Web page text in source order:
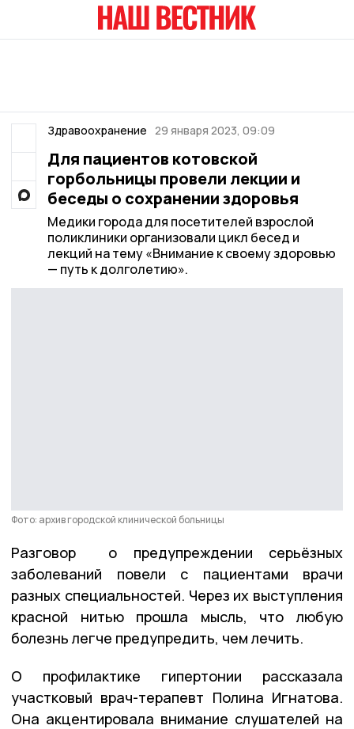
Здравоохранение 29 января 2023, 09:09
Для пациентов котовской
горбольницы провели лекции и
беседы о сохранении здоровья
Медики города для посетителей взрослой
поликлиники организовали цикл бесед и
лекций на тему «Внимание к своему здоровью
— путь к долголетию».
Фото: архив городской клинической больницы
Разговор о предупреждении серьёзных
заболеваний повели с пациентами врачи
разных специальностей. Через их выступления
красной нитью прошла мысль, что любую
болезнь легче предупредить, чем лечить.
О профилактике гипертонии рассказала
участковый врач-терапевт Полина Игнатова.
Она акцентировала внимание слушателей на